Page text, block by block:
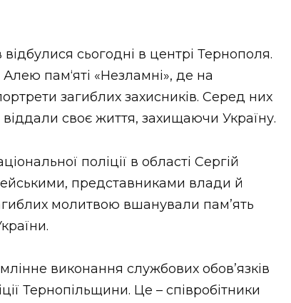
сьогодні в центрі Тернополя.
пам‘яті «Незламні», де на
загиблих захисників. Серед них
віддали своє життя, захищаючи Україну.
поліції в області Сергій
представниками влади й
молитвою вшанували пам’ять
виконання службових обов’язків
Тернопільщини. Це – співробітники